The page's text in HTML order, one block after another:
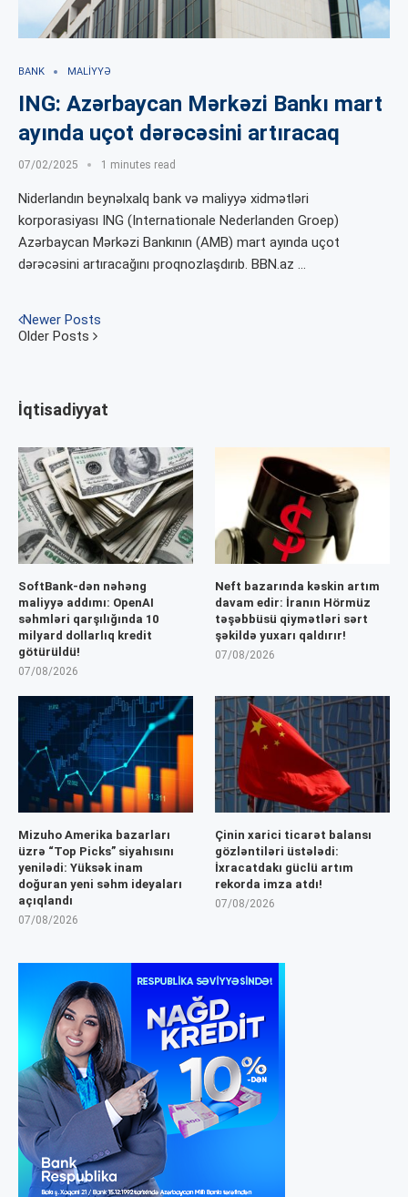
BANK MALIYYƏ
ING: Azərbaycan Mərkəzi Bankı mart
ayında uçot dərəcəsini artıracaq
07/02/2025 1 minutes read
Niderlandın beynəlxalq bank və maliyyə xidmətləri
korporasiyası ING (Internationale Nederlanden Groep)
Azərbaycan Mərkəzi Bankının (AMB) mart ayında uçot
dərəcəsini artıracağını proqnozlaşdırıb. BBN.az …
Newer Posts
Older Posts
İqtisadiyyat
SoftBank-dən nəhəng
maliyyə addımı: OpenAI
səhmləri qarşılığında 10
milyard dollarlıq kredit
götürüldü!
07/08/2026
Neft bazarında kəskin artım
davam edir: İranın Hörmüz
təşəbbüsü qiymətləri sərt
şəkildə yuxarı qaldırır!
07/08/2026
Mizuho Amerika bazarları
üzrə “Top Picks” siyahısını
yenilədi: Yüksək inam
doğuran yeni səhm ideyaları
açıqlandı
07/08/2026
Çinin xarici ticarət balansı
gözləntiləri üstələdi:
İxracatdakı güclü artım
rekorda imza atdı!
07/08/2026